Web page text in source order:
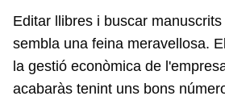
Editar llibres i buscar
sembla una feina meravellosa.
la gestió econòmica de
acabaràs tenint uns bons